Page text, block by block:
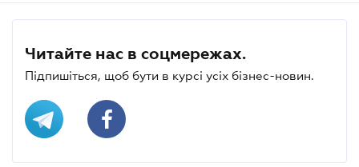
Читайте нас в соцмережах.
Підпишіться, щоб бути в курсі усіх бізнес-новин.